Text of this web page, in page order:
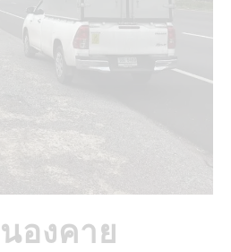
องคาย